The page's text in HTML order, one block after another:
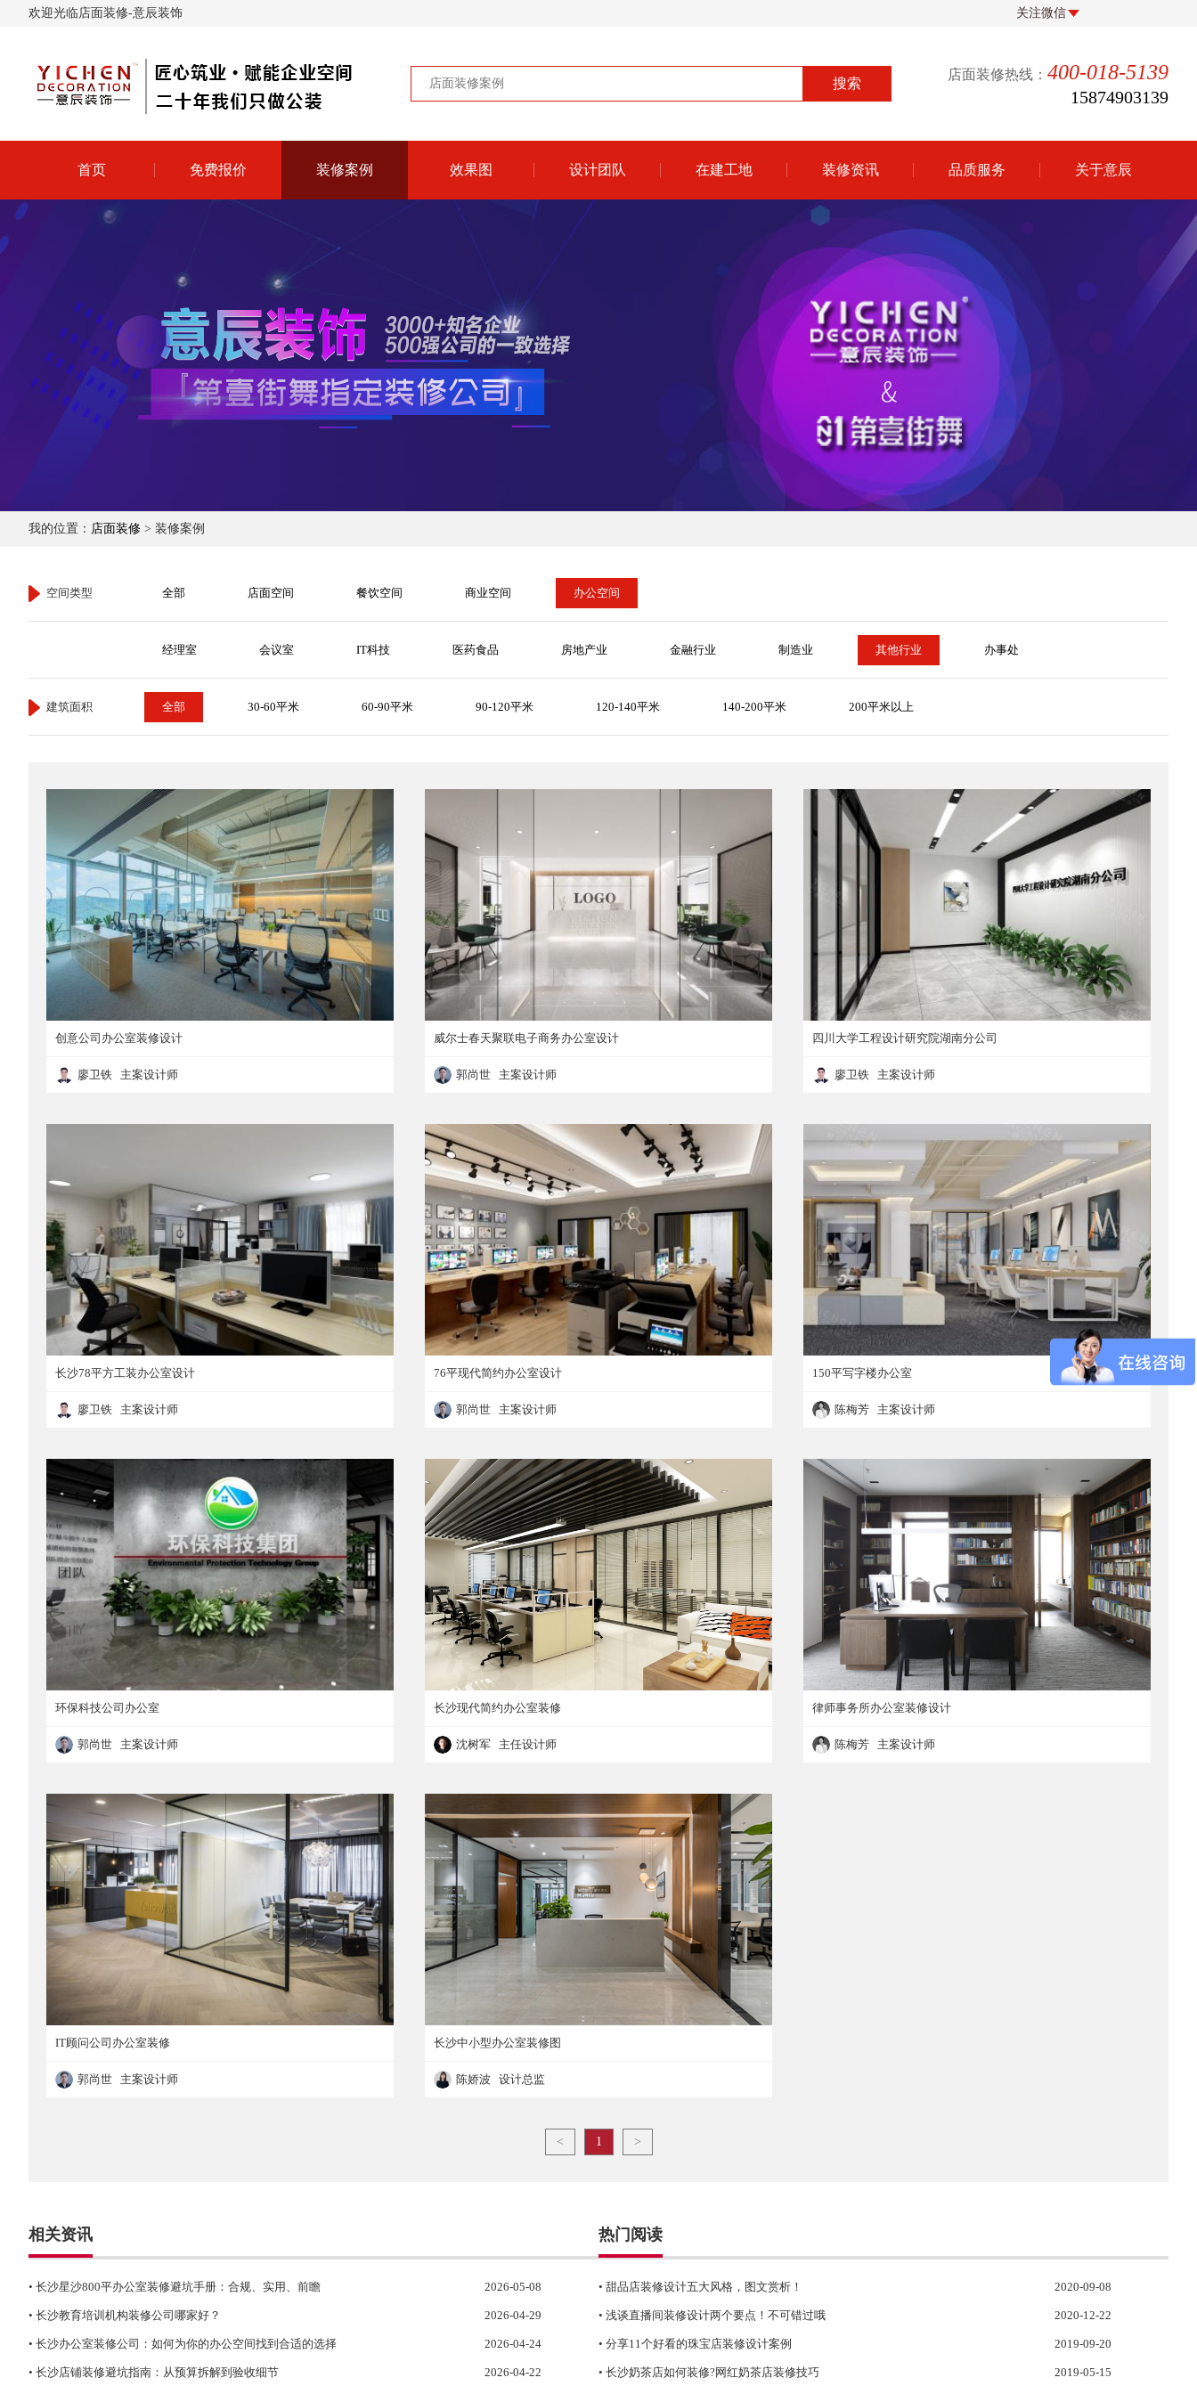
欢迎光临店面装修-意辰装饰 关注微信
店面装修热线： 400-018-5139
15874903139
首页 免费报价 装修案例 效果图 设计团队 在建工地 装修资讯 品质服务 关于意辰
我的位置： 店面装修 > 装修案例
空间类型 全部 店面空间 餐饮空间 商业空间 办公空间
经理室 会议室 IT科技 医药食品 房地产业 金融行业 制造业 其他行业 办事处
建筑面积 全部 30-60平米 60-90平米 90-120平米 120-140平米 140-200平米 200平米以上
创意公司办公室装修设计
廖卫铁 主案设计师
威尔士春天聚联电子商务办公室设计
威尔士春天聚联电子商务办公室设计
郭尚世 主案设计师
四川大学工程设计研究院湖南分公司
四川大学工程设计研究院湖南分公司
廖卫铁 主案设计师
长沙78平方工装办公室设计
长沙78平方工装办公室设计
廖卫铁 主案设计师
76平现代简约办公室设计
76平现代简约办公室设计
郭尚世 主案设计师
150平写字楼办公室
150平写字楼办公室
陈梅芳 主案设计师
环保科技公司办公室
环保科技公司办公室
郭尚世 主案设计师
长沙现代简约办公室装修
长沙现代简约办公室装修
沈树军 主任设计师
律师事务所办公室装修设计
陈梅芳 主案设计师
IT顾问公司办公室装修
郭尚世 主案设计师
长沙中小型办公室装修图
长沙中小型办公室装修图
陈娇波 设计总监
< 1 >
相关资讯
• 长沙星沙800平办公室装修避坑手册：合规、实用、前瞻 2026-05-08
• 长沙教育培训机构装修公司哪家好？ 2026-04-29
• 长沙办公室装修公司：如何为你的办公空间找到合适的选择 2026-04-24
• 长沙店铺装修避坑指南：从预算拆解到验收细节 2026-04-22
热门阅读
• 甜品店装修设计五大风格，图文赏析！ 2020-09-08
• 浅谈直播间装修设计两个要点！不可错过哦 2020-12-22
• 分享11个好看的珠宝店装修设计案例 2019-09-20
• 长沙奶茶店如何装修?网红奶茶店装修技巧 2019-05-15